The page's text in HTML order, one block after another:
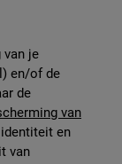
van je
en/of de
de
van
en
van